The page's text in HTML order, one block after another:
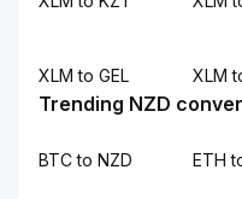
XLM to GEL XLM
Trending NZD
BTC to NZD ETH